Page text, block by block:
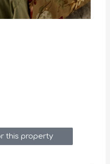
this property